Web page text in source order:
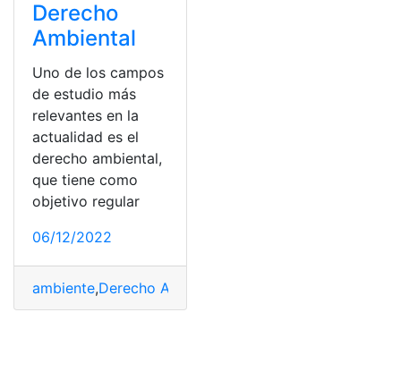
Derecho
Ambiental
Uno de los campos
de estudio más
relevantes en la
actualidad es el
derecho ambiental,
que tiene como
objetivo regular
06/12/2022
ambiente,Derecho Ambiental